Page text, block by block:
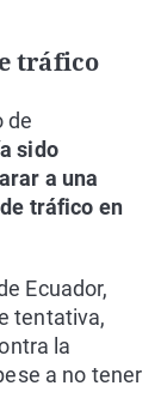
tráfico
de
sido
a una
tráfico en
Ecuador,
tentativa,
la
a no tener